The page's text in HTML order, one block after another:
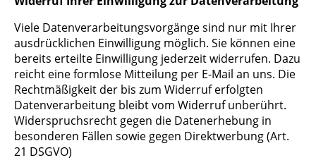
Viele Datenverarbeitungsvorgänge sind nur mit Ihrer
ausdrücklichen Einwilligung möglich. Sie können eine
bereits erteilte Einwilligung jederzeit widerrufen. Dazu
reicht eine formlose Mitteilung per E-Mail an uns. Die
Rechtmäßigkeit der bis zum Widerruf erfolgten
Datenverarbeitung bleibt vom Widerruf unberührt.
Widerspruchsrecht gegen die Datenerhebung in
besonderen Fällen sowie gegen Direktwerbung (Art.
21 DSGVO)